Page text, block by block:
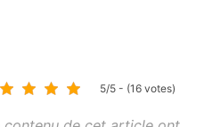
5/5 - (16 votes)